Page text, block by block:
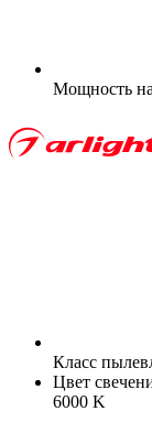
Мощность
Класс
Цвет
6000 K